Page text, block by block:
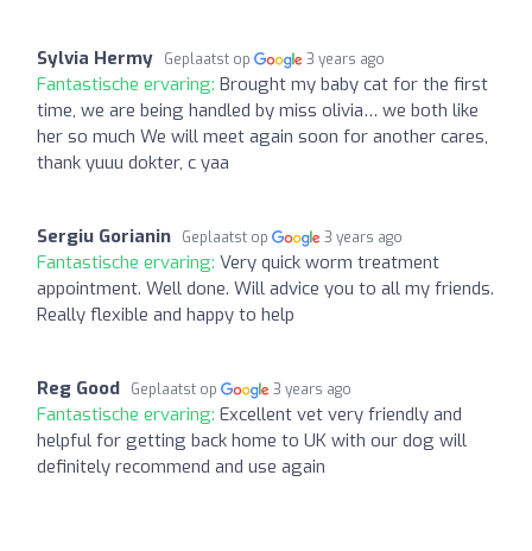
Sylvia Hermy Geplaatst op 3 years ago
Fantastische ervaring: Brought my baby cat for the first
time, we are being handled by miss olivia… we both like
her so much We will meet again soon for another cares,
thank yuuu dokter, c yaa
Sergiu Gorianin Geplaatst op 3 years ago
Fantastische ervaring: Very quick worm treatment
appointment. Well done. Will advice you to all my friends.
Really flexible and happy to help
Reg Good Geplaatst op 3 years ago
Fantastische ervaring: Excellent vet very friendly and
helpful for getting back home to UK with our dog will
definitely recommend and use again